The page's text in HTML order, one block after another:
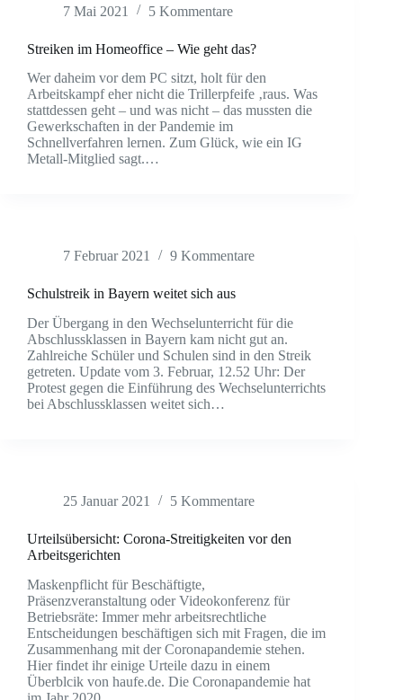
7 Mai 2021 5 Kommentare
Streiken im Homeoffice – Wie geht das?
Wer daheim vor dem PC sitzt, holt für den
Arbeitskampf eher nicht die Trillerpfeife ‚raus. Was
stattdessen geht – und was nicht – das mussten die
Gewerkschaften in der Pandemie im
Schnellverfahren lernen. Zum Glück, wie ein IG
Metall-Mitglied sagt.…
7 Februar 2021 9 Kommentare
Schulstreik in Bayern weitet sich aus
Der Übergang in den Wechselunterricht für die
Abschlussklassen in Bayern kam nicht gut an.
Zahlreiche Schüler und Schulen sind in den Streik
getreten. Update vom 3. Februar, 12.52 Uhr: Der
Protest gegen die Einführung des Wechselunterrichts
bei Abschlussklassen weitet sich…
25 Januar 2021 5 Kommentare
Urteilsübersicht: Corona-Streitigkeiten vor den
Arbeitsgerichten
Maskenpflicht für Beschäftigte,
Präsenzveranstaltung oder Videokonferenz für
Betriebsräte: Immer mehr arbeitsrechtliche
Entscheidungen beschäftigen sich mit Fragen, die im
Zusammenhang mit der Coronapandemie stehen.
Hier findet ihr einige Urteile dazu in einem
Überblcik von haufe.de. Die Coronapandemie hat